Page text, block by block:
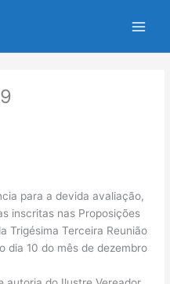
para a devida avaliação,
inscritas nas Proposições
Trigésima Terceira Reunião
dia 10 do mês de dezembro